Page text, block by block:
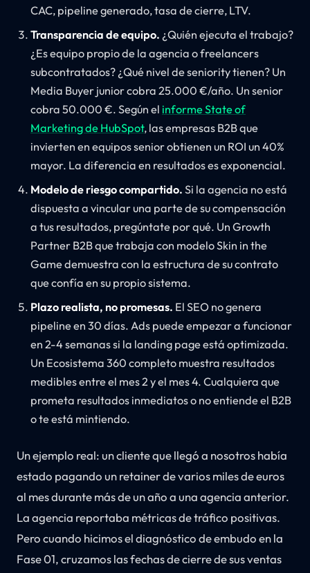
CAC, pipeline generado, tasa de cierre, LTV.
Transparencia de equipo. ¿Quién ejecuta el trabajo?
¿Es equipo propio de la agencia o freelancers
subcontratados? ¿Qué nivel de seniority tienen? Un
Media Buyer junior cobra 25.000 €/año. Un senior
cobra 50.000 €. Según el informe State of
Marketing de HubSpot, las empresas B2B que
invierten en equipos senior obtienen un ROI un 40%
mayor. La diferencia en resultados es exponencial.
Modelo de riesgo compartido. Si la agencia no está
dispuesta a vincular una parte de su compensación
a tus resultados, pregúntate por qué. Un Growth
Partner B2B que trabaja con modelo Skin in the
Game demuestra con la estructura de su contrato
que confía en su propio sistema.
Plazo realista, no promesas. El SEO no genera
pipeline en 30 días. Ads puede empezar a funcionar
en 2-4 semanas si la landing page está optimizada.
Un Ecosistema 360 completo muestra resultados
medibles entre el mes 2 y el mes 4. Cualquiera que
prometa resultados inmediatos o no entiende el B2B
o te está mintiendo.
Un ejemplo real: un cliente que llegó a nosotros había
estado pagando un retainer de varios miles de euros
al mes durante más de un año a una agencia anterior.
La agencia reportaba métricas de tráfico positivas.
Pero cuando hicimos el diagnóstico de embudo en la
Fase 01, cruzamos las fechas de cierre de sus ventas